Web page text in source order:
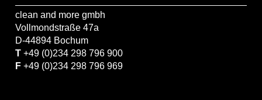
clean and more gmbh
Vollmondstraße 47a
D-44894 Bochum
T +49 (0)234 298 796 900
F +49 (0)234 298 796 969